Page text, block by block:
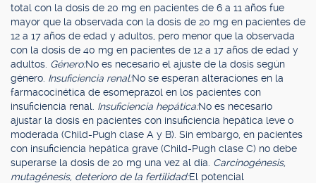
total con la dosis de 20 mg en pacientes de 6 a 11 años fue
mayor que la observada con la dosis de 20 mg en pacientes de
12 a 17 años de edad y adultos, pero menor que la observada
con la dosis de 40 mg en pacientes de 12 a 17 años de edad y
adultos. Género:No es necesario el ajuste de la dosis según
género. Insuficiencia renal:No se esperan alteraciones en la
farmacocinética de esomeprazol en los pacientes con
insuficiencia renal. Insuficiencia hepática:No es necesario
ajustar la dosis en pacientes con insuficiencia hepática leve o
moderada (Child-Pugh clase A y B). Sin embargo, en pacientes
con insuficiencia hepática grave (Child-Pugh clase C) no debe
superarse la dosis de 20 mg una vez al día. Carcinogénesis,
mutagénesis, deterioro de la fertilidad:El potencial